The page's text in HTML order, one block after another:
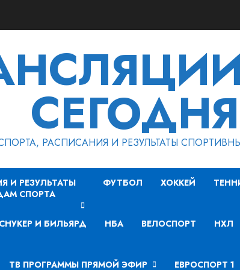
СЕГОДНЯ
РАСПИСАНИЯ И РЕЗУЛЬТАТЫ
И РЕЗУЛЬТАТЫ
СПОРТА
ФУТБОЛ ХОККЕЙ
СНУКЕР И БИЛЬЯРД НБА ВЕЛОСПОРТ НХЛ
ТВ ПРОГРАММЫ ПРЯМОЙ ЭФИР ЕВРОСПОРТ 1